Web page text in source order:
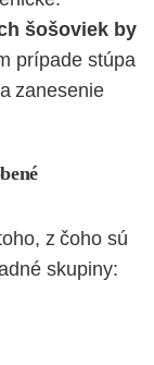
šošoviek by
prípade stúpa
zanesenie
z čoho sú
skupiny: